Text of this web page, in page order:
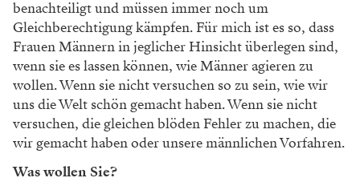
benachteiligt und müssen immer noch um
Gleichberechtigung kämpfen. Für mich ist es so, dass
Frauen Männern in jeglicher Hinsicht überlegen sind,
wenn sie es lassen können, wie Männer agieren zu
wollen. Wenn sie nicht versuchen so zu sein, wie wir
uns die Welt schön gemacht haben. Wenn sie nicht
versuchen, die gleichen blöden Fehler zu machen, die
wir gemacht haben oder unsere männlichen Vorfahren.
Was wollen Sie?